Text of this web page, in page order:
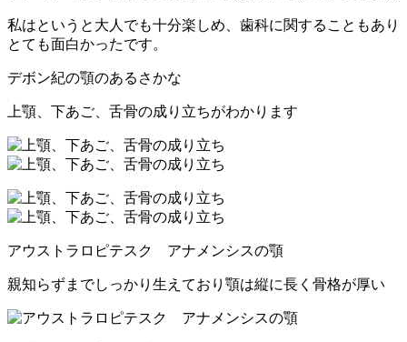
私はというと大人でも十分楽しめ、歯科に関することもあり
とても面白かったです。
デボン紀の顎のあるさかな
上顎、下あご、舌骨の成り立ちがわかります
アウストラロピテスク アナメンシスの顎
親知らずまでしっかり生えており顎は縦に長く骨格が厚い